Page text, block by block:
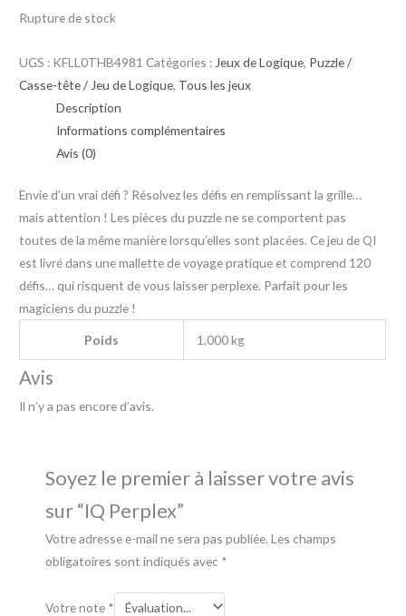
Rupture de stock
UGS : KFLL0THB4981 Catégories : Jeux de Logique, Puzzle /
Casse-tête / Jeu de Logique, Tous les jeux
Description
Informations complémentaires
Avis (0)
Envie d’un vrai défi ? Résolvez les défis en remplissant la grille…
mais attention ! Les pièces du puzzle ne se comportent pas
toutes de la même manière lorsqu’elles sont placées. Ce jeu de QI
est livré dans une mallette de voyage pratique et comprend 120
défis… qui risquent de vous laisser perplexe. Parfait pour les
magiciens du puzzle !
Poids 1,000 kg
Avis
Il n’y a pas encore d’avis.
Soyez le premier à laisser votre avis
sur “IQ Perplex”
Votre adresse e-mail ne sera pas publiée. Les champs
obligatoires sont indiqués avec *
Votre note *